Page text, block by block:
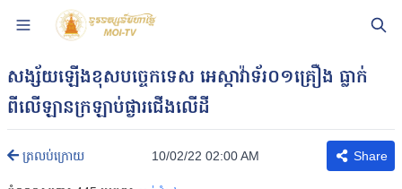
សង្ស័យឡើងខុសបច្ចេកទេស អេស្កាវ៉ាទ័រ០១គ្រឿង ធ្លាក់
ពីលើឡានក្រឡាប់ផ្ងារជើងលើដី
ត្រលប់ក្រោយ 10/02/22 02:00 AM Share